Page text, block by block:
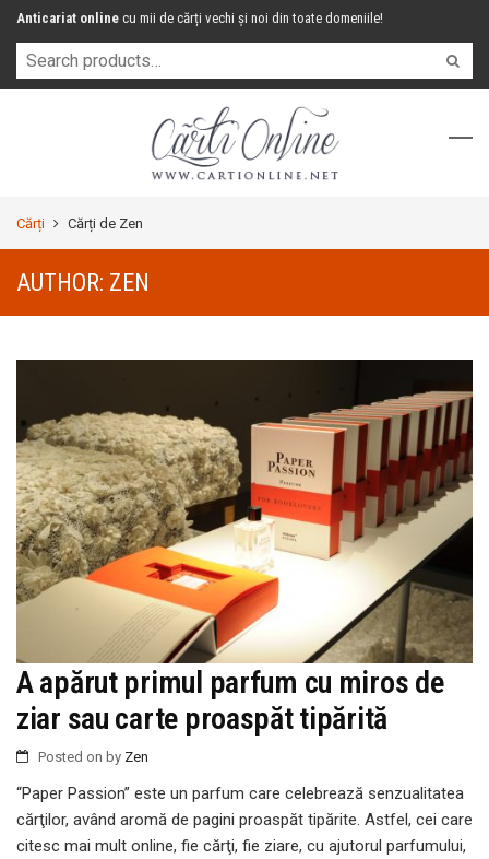
Anticariat online cu mii de cărți vechi și noi din toate domeniile!
Cărți Cărți de Zen
AUTHOR: ZEN
A apărut primul parfum cu miros de
ziar sau carte proaspăt tipărită
Posted on by Zen
“Paper Passion” este un parfum care celebrează senzualitatea
cărţilor, având aromă de pagini proaspăt tipărite. Astfel, cei care
citesc mai mult online, fie cărţi, fie ziare, cu ajutorul parfumului,